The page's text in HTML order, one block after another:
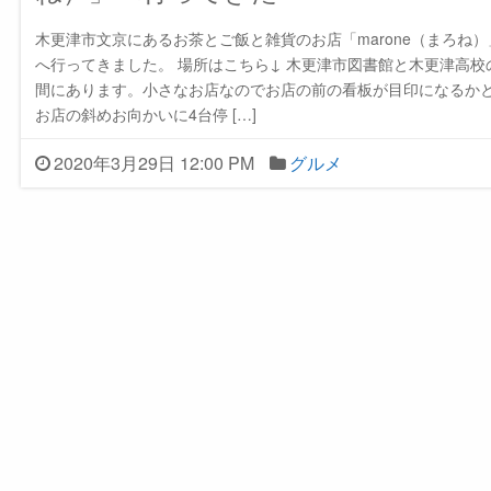
木更津市文京にあるお茶とご飯と雑貨のお店「marone（まろね）
へ行ってきました。 場所はこちら↓ 木更津市図書館と木更津高校
間にあります。小さなお店なのでお店の前の看板が目印になるかと
お店の斜めお向かいに4台停 […]
2020年3月29日 12:00 PM グルメ